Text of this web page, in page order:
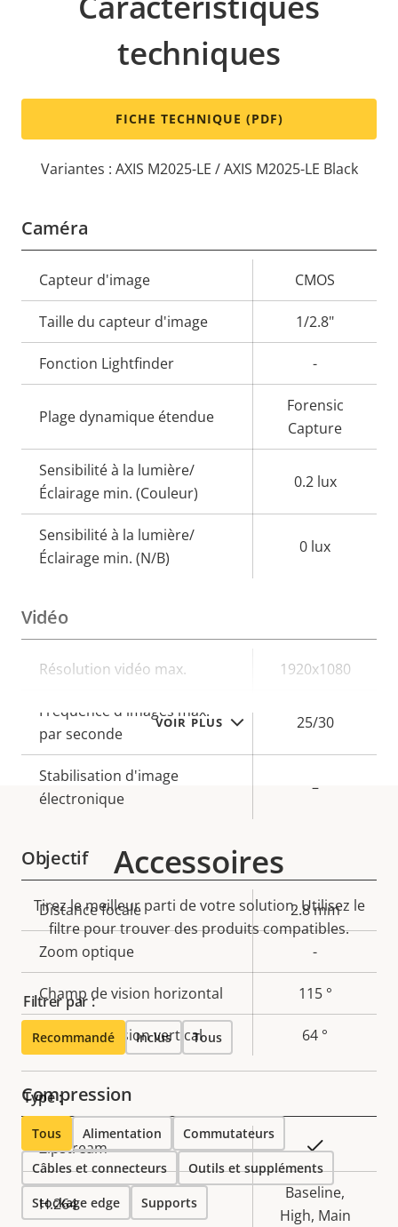
VOIR PLUS
techniques
FICHE TECHNIQUE (PDF)
Variantes : AXIS M2025-LE / AXIS M2025-LE Black
Caméra
Description
de la
propriété
la
propriété
Capteur d'image CMOS
Taille du capteur d'image 1/2.8"
Fonction Lightfinder -
Plage dynamique étendue
Forensic
Capture
Sensibilité à la lumière/
Éclairage min. (Couleur)
0.2 lux
Sensibilité à la lumière/
Éclairage min. (N/B)
0 lux
Vidéo
Description
propriété
Valeur de
propriété
Résolution vidéo max. 1920x1080
Fréquence d'images max.
par seconde
25/30
Stabilisation d'image
électronique
–
Objectif
Description
de la
propriété
Valeur de
la
Distance focale 2.8 mm
Zoom optique -
Champ de vision horizontal 115 °
Champ de vision vertical 64 °
Compression
Description
de la
propriété
Valeur de
la
propriété
Zipstream Oui
H.264
Baseline,
High, Main
Accessoires
Tirez le meilleur parti de votre solution. Utilisez le
filtre pour trouver des produits compatibles.
Filtrer par :
Recommandé Inclus Tous
Type :
Tous Alimentation Commutateurs
Câbles et connecteurs Outils et suppléments
Stockage edge Supports